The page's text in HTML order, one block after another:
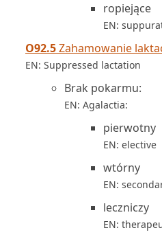
ropiejące
EN:
O92.5Zahamowanie
EN: Suppressed lactation
Brak pokarmu:
EN: Agalactia:
pierwotny
EN: elective
wtórny
EN:
leczniczy
EN: